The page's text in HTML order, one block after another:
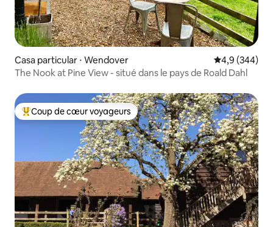
Casa particular ⋅ Wendover Évaluation
4,9 (344)
The Nook at Pine View - situé dans le pays de Roald Dahl
Coups de cœur voyageurs les plus appréciés
Coup de cœur voyageurs